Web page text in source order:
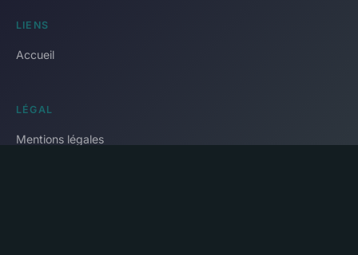
LIENS
Accueil
LÉGAL
Mentions légales